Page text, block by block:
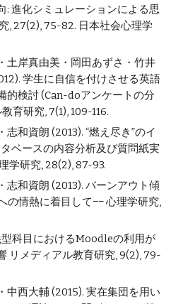
: 進化シミュレーションによる思
, 27(2), 75-82. 日本社会心理学
土岸真由美・岡田あずさ・竹井
学生に自信を付けさせる英語
的検討 (Can-doアンケートの分
育研究, 7(1), 109-116.
和資朗 (2013). “燃え尽き”のイ
ベースの内容分析及び質問紙実
学研究, 28(2), 87-93.
志和資朗 (2013). バーンアウト傾
の情熱に着目して−− 心理学研究,
科目におけるMoodleの利用が
リメディアル教育研究, 9(2), 79-
中西大輔 (2015). 実在集団を用い